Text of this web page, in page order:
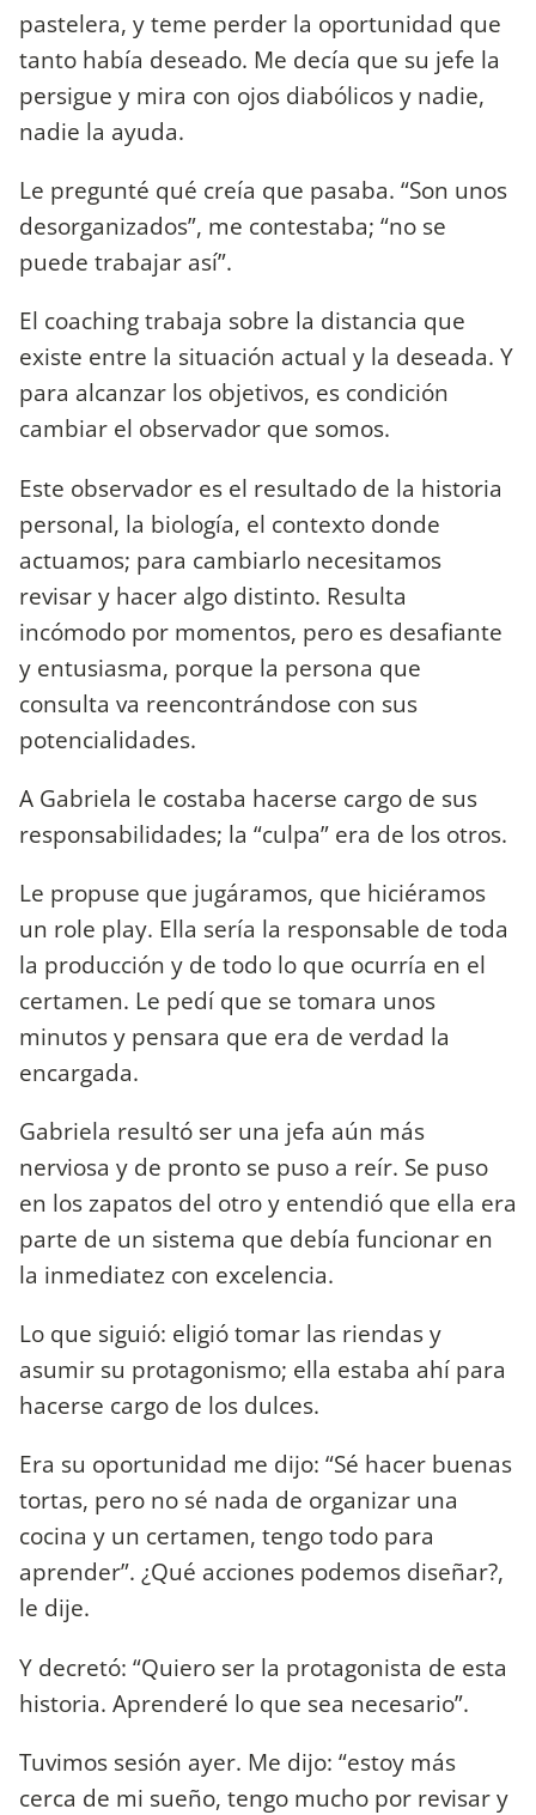
pastelera, y teme perder la oportunidad que
tanto había deseado. Me decía que su jefe la
persigue y mira con ojos diabólicos y nadie,
nadie la ayuda.
Le pregunté qué creía que pasaba. “Son unos
desorganizados”, me contestaba; “no se
puede trabajar así”.
El coaching trabaja sobre la distancia que
existe entre la situación actual y la deseada. Y
para alcanzar los objetivos, es condición
cambiar el observador que somos.
Este observador es el resultado de la historia
personal, la biología, el contexto donde
actuamos; para cambiarlo necesitamos
revisar y hacer algo distinto. Resulta
incómodo por momentos, pero es desafiante
y entusiasma, porque la persona que
consulta va reencontrándose con sus
potencialidades.
A Gabriela le costaba hacerse cargo de sus
responsabilidades; la “culpa” era de los otros.
Le propuse que jugáramos, que hiciéramos
un role play. Ella sería la responsable de toda
la producción y de todo lo que ocurría en el
certamen. Le pedí que se tomara unos
minutos y pensara que era de verdad la
encargada.
Gabriela resultó ser una jefa aún más
nerviosa y de pronto se puso a reír. Se puso
en los zapatos del otro y entendió que ella era
parte de un sistema que debía funcionar en
la inmediatez con excelencia.
Lo que siguió: eligió tomar las riendas y
asumir su protagonismo; ella estaba ahí para
hacerse cargo de los dulces.
Era su oportunidad me dijo: “Sé hacer buenas
tortas, pero no sé nada de organizar una
cocina y un certamen, tengo todo para
aprender”. ¿Qué acciones podemos diseñar?,
le dije.
Y decretó: “Quiero ser la protagonista de esta
historia. Aprenderé lo que sea necesario”.
Tuvimos sesión ayer. Me dijo: “estoy más
cerca de mi sueño, tengo mucho por revisar y